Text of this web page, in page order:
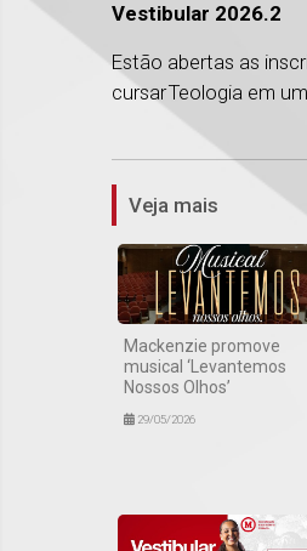
Vestibular 2026.2
Estão abertas as
cursar Teologia em
Veja mais
Mackenzie promove
musical ‘Levantemos
Nossos Olhos’
29/05/2026